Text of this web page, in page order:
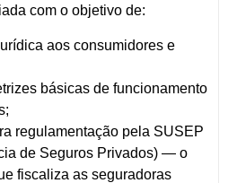
com o objetivo de:
aos consumidores e
básicas de funcionamento
regulamentação pela SUSEP
de Seguros Privados) — o
fiscaliza as seguradoras